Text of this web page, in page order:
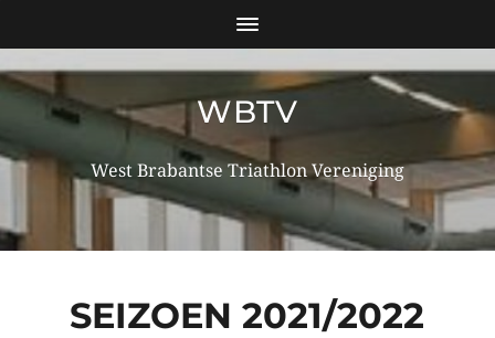
WBTV
West Brabantse Triathlon Vereniging
SEIZOEN 2021/2022